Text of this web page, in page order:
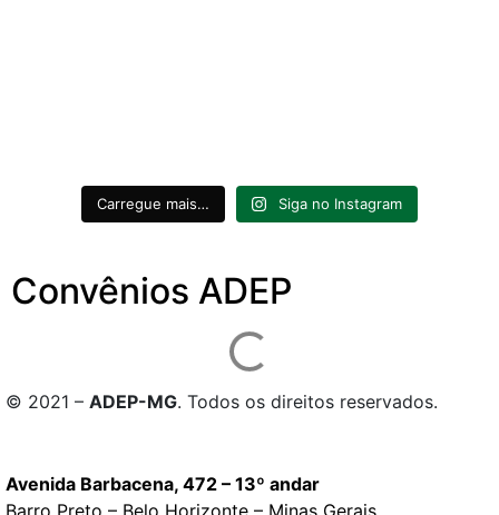
Carregue mais… Siga no Instagram
Convênios ADEP
© 2021 – ADEP-MG. Todos os direitos reservados.
Avenida Barbacena, 472 – 13º andar
Barro Preto – Belo Horizonte – Minas Gerais